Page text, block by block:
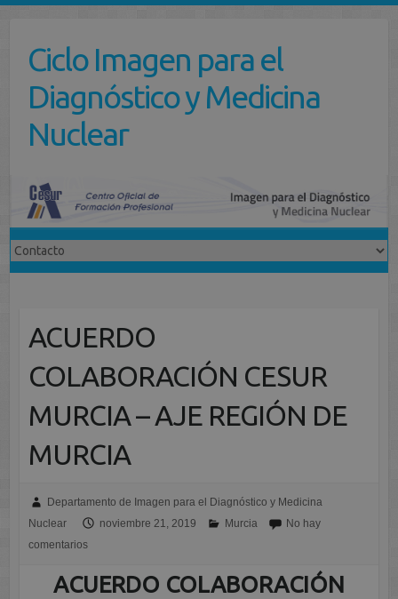
contenidoCiclo Imagen para el
Diagnóstico y Medicina
Nuclear
ACUERDO
COLABORACIÓN CESUR
MURCIA – AJE REGIÓN DE
MURCIA
Departamento de Imagen para el Diagnóstico y Medicina
Nuclear
noviembre 21, 2019 Murcia
No hay
comentarios
ACUERDO COLABORACIÓN